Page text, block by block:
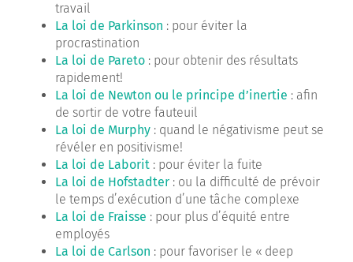
travail
La loi de Parkinson : pour éviter la
procrastination
La loi de Pareto: pour obtenir des résultats
rapidement!
La loi de Newton ou le principe d’inertie : afin
de sortir de votre fauteuil
La loi de Murphy : quand le négativisme peut se
révéler en positivisme!
La loi de Laborit : pour éviter la fuite
La loi de Hofstadter: ou la difficulté de prévoir
le temps d’exécution d’une tâche complexe
La loi de Fraisse : pour plus d’équité entre
employés
La loi de Carlson : pour favoriser le « deep